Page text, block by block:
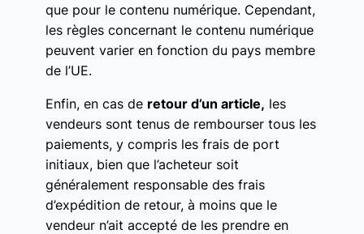
que pour le contenu numérique. Cependant,
les règles concernant le contenu numérique
peuvent varier en fonction du pays membre
de l’UE.
Enfin, en cas de retour d’un article, les
vendeurs sont tenus de rembourser tous les
paiements, y compris les frais de port
initiaux, bien que l’acheteur soit
généralement responsable des frais
d’expédition de retour, à moins que le
vendeur n’ait accepté de les prendre en